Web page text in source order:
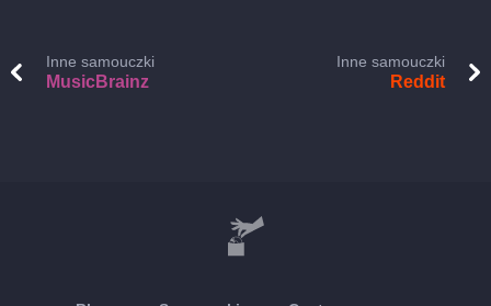
Inne samouczki
MusicBrainz
Inne samouczki
Reddit